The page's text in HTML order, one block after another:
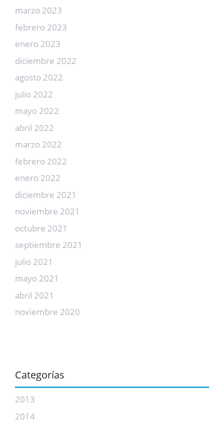
marzo 2023
febrero 2023
enero 2023
diciembre 2022
agosto 2022
julio 2022
mayo 2022
abril 2022
marzo 2022
febrero 2022
enero 2022
diciembre 2021
noviembre 2021
octubre 2021
septiembre 2021
julio 2021
mayo 2021
abril 2021
noviembre 2020
Categorías
2013
2014